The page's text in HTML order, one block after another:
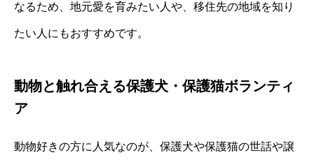
なるため、地元愛を育みたい人や、移住先の地域を知り
たい人にもおすすめです。
動物と触れ合える保護犬・保護猫ボランティ
ア
動物好きの方に人気なのが、保護犬や保護猫の世話や譲